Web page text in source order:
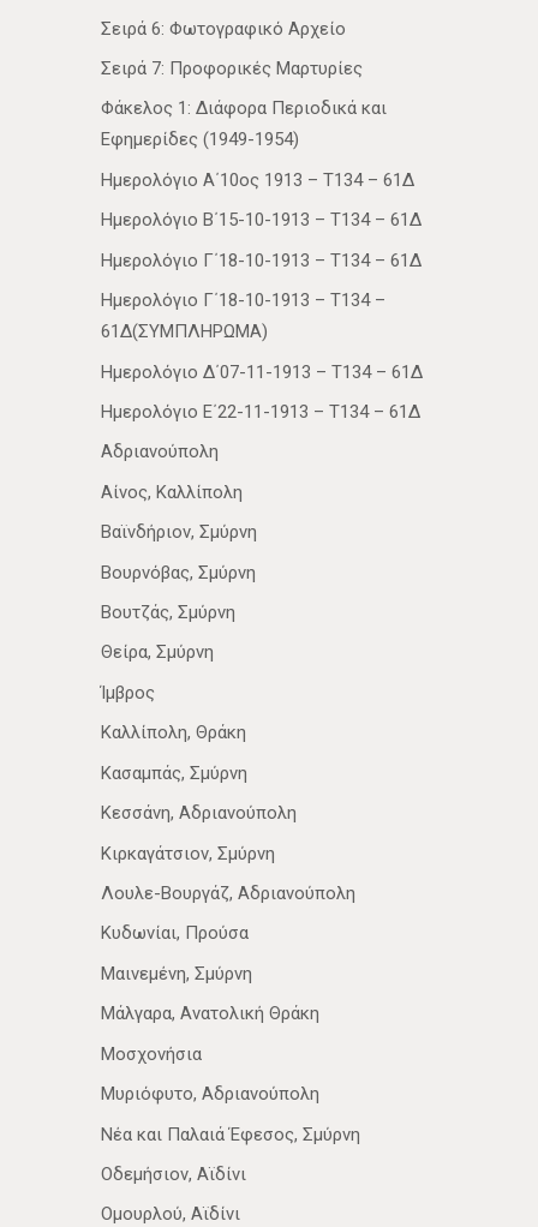
Σειρά 6: Φωτογραφικό Αρχείο
Σειρά 7: Προφορικές Μαρτυρίες
Φάκελος 1: Διάφορα Περιοδικά και
Εφημερίδες (1949-1954)
Ημερολόγιο Α΄10ος 1913 – Τ134 – 61Δ
Ημερολόγιο Β΄15-10-1913 – Τ134 – 61Δ
Ημερολόγιο Γ΄18-10-1913 – Τ134 – 61Δ
Ημερολόγιο Γ΄18-10-1913 – Τ134 –
61Δ(ΣΥΜΠΛΗΡΩΜΑ)
Ημερολόγιο Δ΄07-11-1913 – Τ134 – 61Δ
Ημερολόγιο Ε΄22-11-1913 – Τ134 – 61Δ
Αδριανούπολη
Αίνος, Καλλίπολη
Βαϊνδήριον, Σμύρνη
Βουρνόβας, Σμύρνη
Βουτζάς, Σμύρνη
Θείρα, Σμύρνη
Ίμβρος
Καλλίπολη, Θράκη
Κασαμπάς, Σμύρνη
Κεσσάνη, Αδριανούπολη
Κιρκαγάτσιον, Σμύρνη
Λουλε-Βουργάζ, Αδριανούπολη
Κυδωνίαι, Προύσα
Μαινεμένη, Σμύρνη
Μάλγαρα, Ανατολική Θράκη
Μοσχονήσια
Μυριόφυτο, Αδριανούπολη
Νέα­ και Παλαιά Έφεσος, Σμύρνη
Οδεμήσιον, Αϊδίνι
Ομουρλού, Αϊδίνι